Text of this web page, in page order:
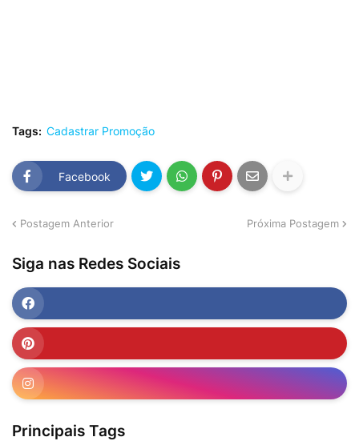
Tags: Cadastrar Promoção
Facebook
Postagem Anterior Próxima Postagem
Siga nas Redes Sociais
Principais Tags